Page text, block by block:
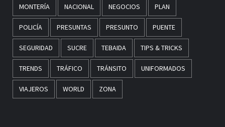
MONTERÍA NACIONAL NEGOCIOS PLAN
POLICÍA PRESUNTAS PRESUNTO PUENTE
SEGURIDAD SUCRE TEBAIDA TIPS & TRICKS
TRENDS TRÁFICO TRÁNSITO UNIFORMADOS
VIAJEROS WORLD ZONA